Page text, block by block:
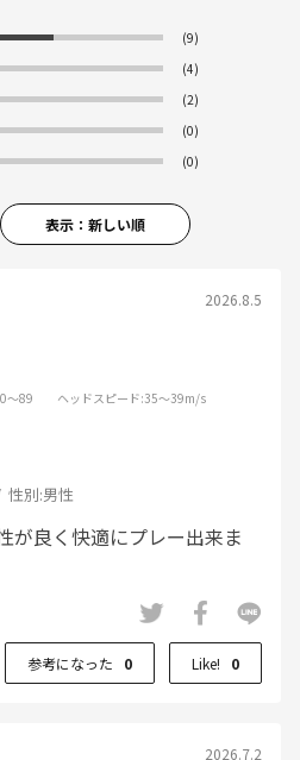
(9)
(4)
(2)
(0)
(0)
表示：新しい順
2026.8.5
～89 ヘッドスピード:35～39m/s
性別:男性
が良く快適にプレー出来ま
参考になった 0 Like! 0
2026.7.2